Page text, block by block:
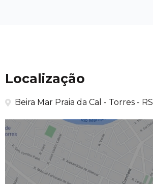
Localização
Beira Mar Praia da Cal - Torres - RS